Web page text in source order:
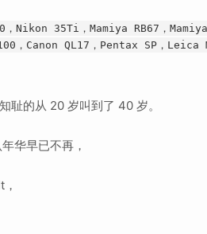
Nikon 35Ti，Mamiya RB67，Mamiya
，Canon QL17，Pentax SP，Leica
耻的从 20 岁叫到了 40 岁。
华早已不再，